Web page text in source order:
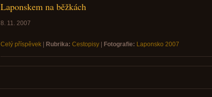
Laponskem na běžkách
8. 11. 2007
Celý příspěvek Rubrika: Cestopisy Fotografie: Laponsko 2007